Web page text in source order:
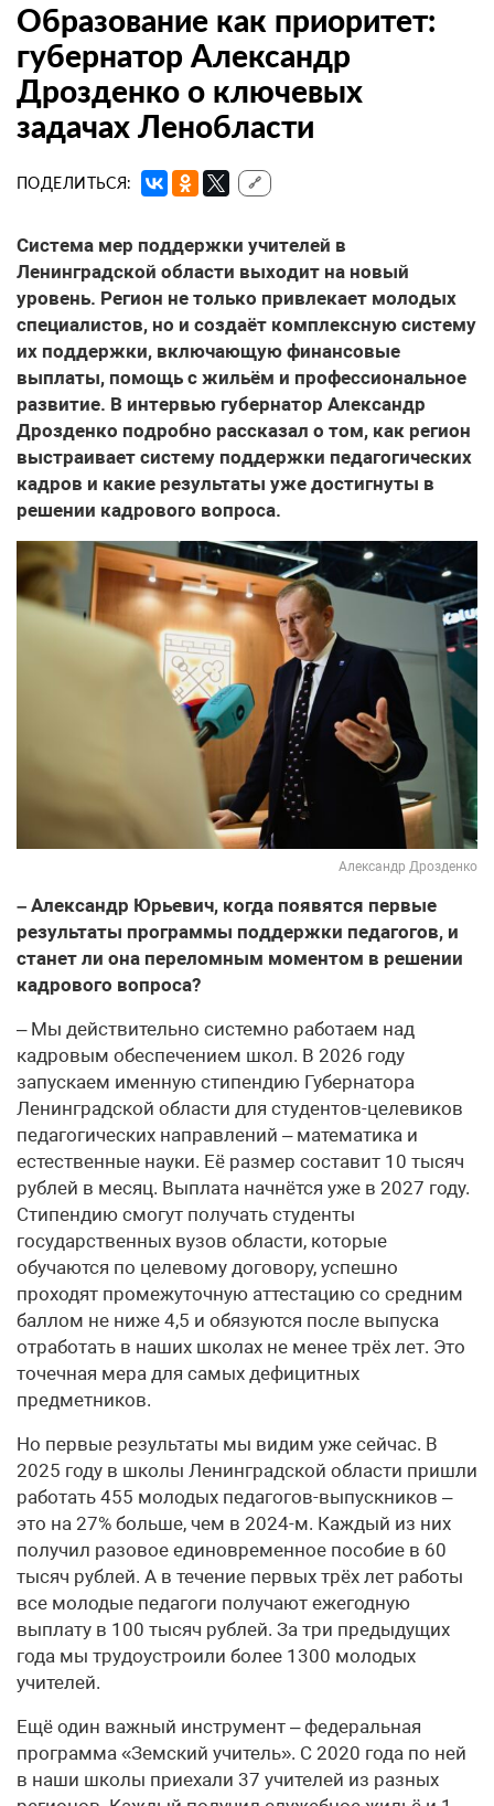
Образование как приоритет:
губернатор Александр
Дрозденко о ключевых
задачах Ленобласти
ПОДЕЛИТЬСЯ: 🔗
Система мер поддержки учителей в
Ленинградской области выходит на новый
уровень. Регион не только привлекает молодых
специалистов, но и создаёт комплексную систему
их поддержки, включающую финансовые
выплаты, помощь с жильём и профессиональное
развитие. В интервью губернатор Александр
Дрозденко подробно рассказал о том, как регион
выстраивает систему поддержки педагогических
кадров и какие результаты уже достигнуты в
решении кадрового вопроса.
Александр Дрозденко
– Александр Юрьевич, когда появятся первые
результаты программы поддержки педагогов, и
станет ли она переломным моментом в решении
кадрового вопроса?
– Мы действительно системно работаем над
кадровым обеспечением школ. В 2026 году
запускаем именную стипендию Губернатора
Ленинградской области для студентов-целевиков
педагогических направлений – математика и
естественные науки. Её размер составит 10 тысяч
рублей в месяц. Выплата начнётся уже в 2027 году.
Стипендию смогут получать студенты
государственных вузов области, которые
обучаются по целевому договору, успешно
проходят промежуточную аттестацию со средним
баллом не ниже 4,5 и обязуются после выпуска
отработать в наших школах не менее трёх лет. Это
точечная мера для самых дефицитных
предметников.
Но первые результаты мы видим уже сейчас. В
2025 году в школы Ленинградской области пришли
работать 455 молодых педагогов-выпускников –
это на 27% больше, чем в 2024-м. Каждый из них
получил разовое единовременное пособие в 60
тысяч рублей. А в течение первых трёх лет работы
все молодые педагоги получают ежегодную
выплату в 100 тысяч рублей. За три предыдущих
года мы трудоустроили более 1300 молодых
учителей.
Ещё один важный инструмент – федеральная
программа «Земский учитель». С 2020 года по ней
в наши школы приехали 37 учителей из разных